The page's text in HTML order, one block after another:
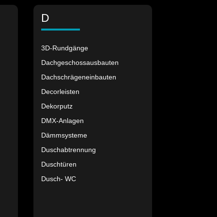
D
3D-Rundgänge
Dachgeschossausbauten
Dachschrägeneinbauten
Decorleisten
Dekorputz
DMX-Anlagen
Dämmsysteme
Duschabtrennung
Duschtüren
Dusch- WC